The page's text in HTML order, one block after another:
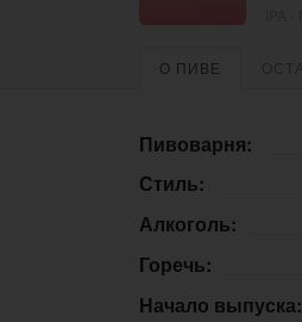
О ПИВЕ
Пивоварня:
Стиль:
Алкоголь:
Горечь:
Начало выпуска: